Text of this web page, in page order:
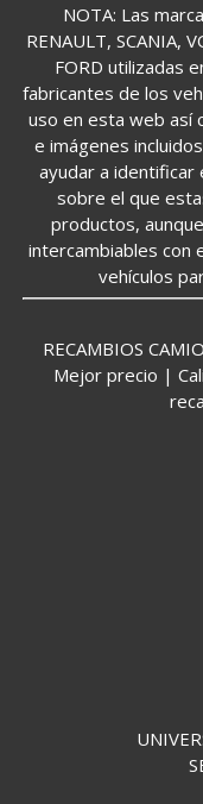
NOTA: Las
RENAULT, SCANIA,
FORD utilizadas
fabricantes de los
uso en esta web así
e imágenes
ayudar a identificar
sobre el que
productos,
intercambiables con
vehículos
RECAMBIOS
Mejor precio |